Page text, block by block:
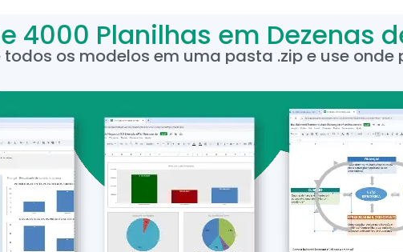
4000 Planilhas em Dezenas
todos os modelos em uma pasta .zip e use onde